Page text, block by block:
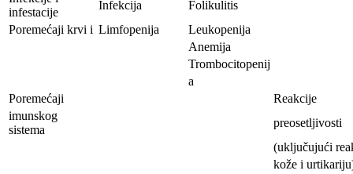
infestacije
Infekcija
Folikulitis
Poremećaji krvi i Limfopenija
Leukopenija
Anemija
Trombocitopenij
a
Poremećaji
Reakcije
imunskog
sistema
preosetljivosti
(uključujući
kože i